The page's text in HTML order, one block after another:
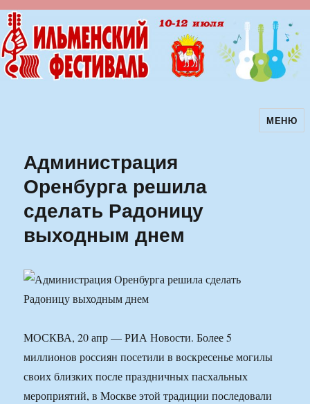
Ильменский фестиваль авторскойМЕНЮ
Администрация
Оренбурга решила
сделать Радоницу
выходным днем
МОСКВА, 20 апр — РИА Новости. Более 5
миллионов россиян посетили в воскресенье могилы
своих близких после праздничных пасхальных
мероприятий, в Москве этой традиции последовали